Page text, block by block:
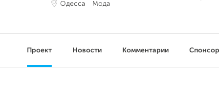
Одесса Мода
Проект Новости Комментарии